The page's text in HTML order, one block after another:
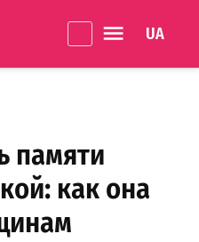
памяти
как она